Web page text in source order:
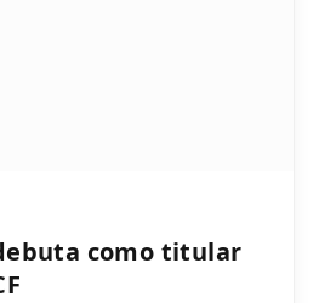
como titular